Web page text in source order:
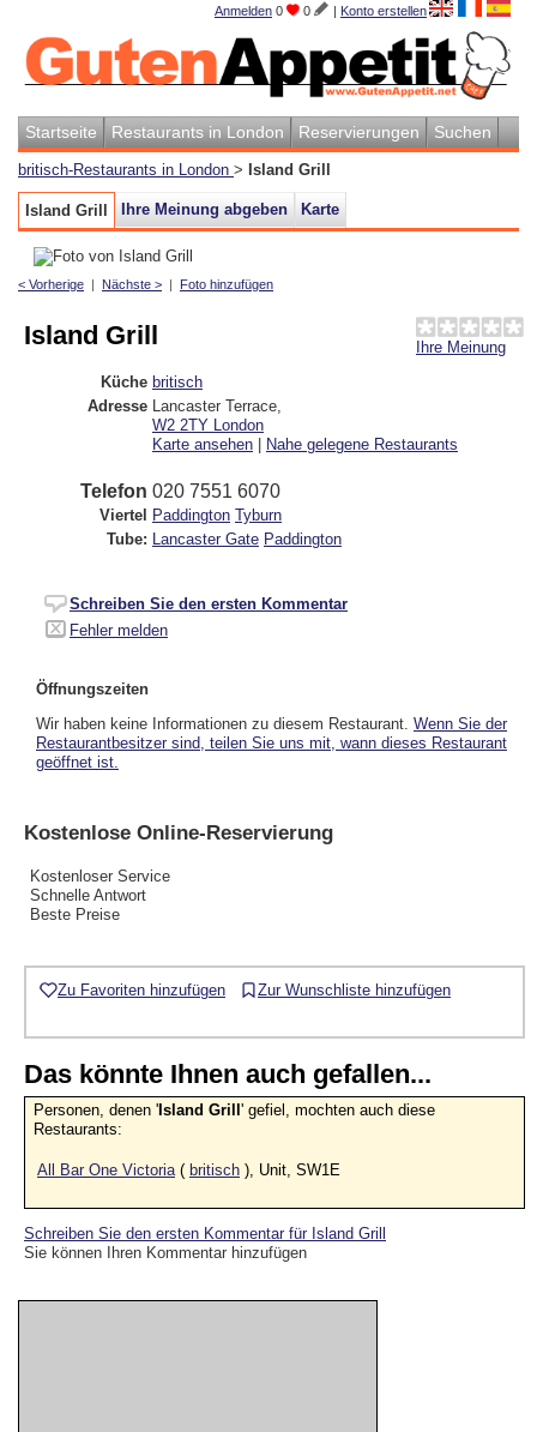
Anmelden 0 0 | Konto erstellen
Startseite Restaurants in London Reservierungen Suchen
britisch-Restaurants in London > Island Grill
Island Grill Ihre Meinung abgeben Karte
< Vorherige | Nächste > | Foto hinzufügen
Ihre Meinung
Island Grill
Küche britisch
Adresse Lancaster Terrace
W2 2TY London
Karte ansehen | Nahe gelegene Restaurants
Telefon 020 7551 6070
Viertel Paddington Tyburn
Tube: Lancaster Gate Paddington
Schreiben Sie den ersten Kommentar
Fehler melden
Öffnungszeiten
Wir haben keine Informationen zu diesem Restaurant. Wenn Sie der
Restaurantbesitzer sind, teilen Sie uns mit, wann dieses Restaurant
geöffnet ist.
Kostenlose Online-Reservierung
Kostenloser Service
Schnelle Antwort
Beste Preise
Zu Favoriten hinzufügen Zur Wunschliste hinzufügen
Das könnte Ihnen auch gefallen...
Personen, denen ' Island Grill ' gefiel, mochten auch diese
Restaurants:
All Bar One Victoria( britisch ), Unit, SW1E
Schreiben Sie den ersten Kommentar für Island Grill
Sie können Ihren Kommentar hinzufügen